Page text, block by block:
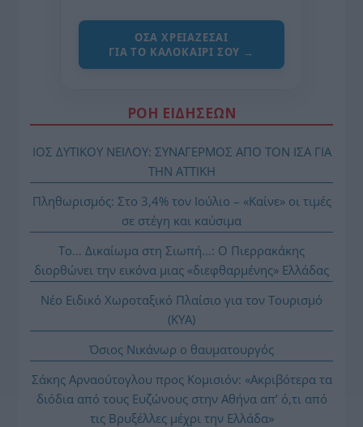
ΌΣΑ ΧΡΕΙΆΖΕΣΑΙ
ΓΙΑ ΤΟ ΚΑΛΟΚΑΊΡΙ ΣΟΥ →
ΡΟΗ ΕΙΔΗΣΕΩΝ
ΙΟΣ ΔΥΤΙΚΟΥ ΝΕΙΛΟΥ: ΣΥΝΑΓΕΡΜΟΣ ΑΠΟ ΤΟΝ ΙΣΑ ΓΙΑ
ΤΗΝ ΑΤΤΙΚΗ
Πληθωρισμός: Στο 3,4% τον Ιούλιο – «Καίνε» οι τιμές
σε στέγη και καύσιμα
Το… Δικαίωμα στη Σιωπή…: Ο Πιερρακάκης
διορθώνει την εικόνα μιας «διεφθαρμένης» Ελλάδας
Νέο Ειδικό Χωροταξικό Πλαίσιο για τον Τουρισμό
(ΚΥΑ)
Όσιος Νικάνωρ ο θαυματουργός
Σάκης Αρναούτογλου προς Κομισιόν: «Ακριβότερα τα
διόδια από τους Ευζώνους στην Αθήνα απ’ ό,τι από
τις Βρυξέλλες μέχρι την Ελλάδα»